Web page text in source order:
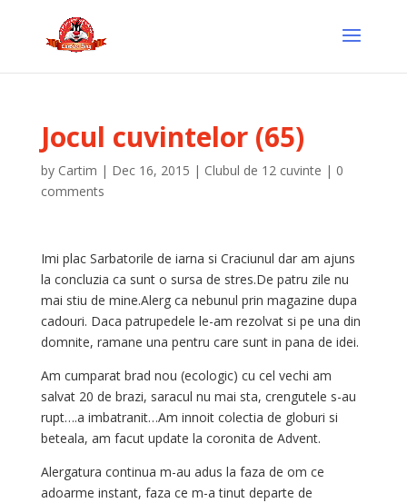
Jocul cuvintelor (65)
by Cartim | Dec 16, 2015 | Clubul de 12 cuvinte | 0
comments
Imi plac Sarbatorile de iarna si Craciunul dar am ajuns
la concluzia ca sunt o sursa de stres.De patru zile nu
mai stiu de mine.Alerg ca nebunul prin magazine dupa
cadouri. Daca patrupedele le-am rezolvat si pe una din
domnite, ramane una pentru care sunt in pana de idei.
Am cumparat brad nou (ecologic) cu cel vechi am
salvat 20 de brazi, saracul nu mai sta, crengutele s-au
rupt….a imbatranit…Am innoit colectia de globuri si
beteala, am facut update la coronita de Advent.
Alergatura continua m-au adus la faza de om ce
adoarme instant, faza ce m-a tinut departe de